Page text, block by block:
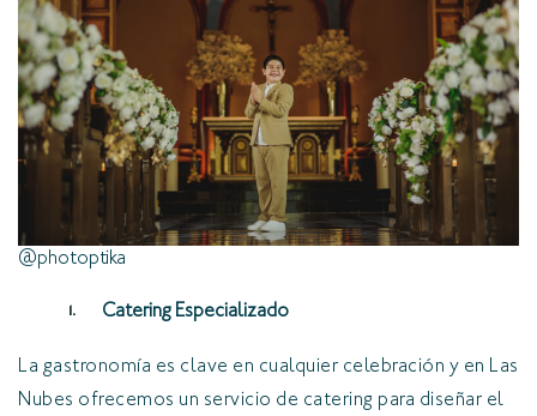
@photoptika
Catering Especializado
La gastronomía es clave en cualquier celebración y en Las
Nubes ofrecemos un servicio de catering para diseñar el